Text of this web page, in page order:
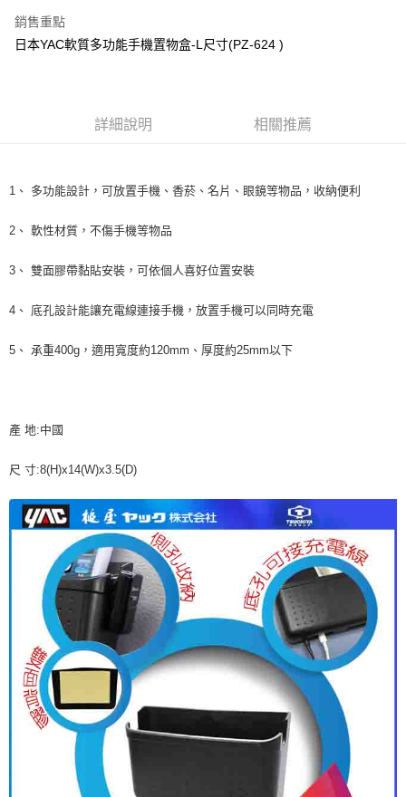
AFTEE先享後付
相關說明
１．簡單：不需註冊會員、不需綁卡、不需儲值。
２．便利：只要手機號碼，簡訊認證，即可結帳。
１．於結帳方式選擇「AFTEE先享後付」後，將跳轉至「AFTEE先享後付」
２．訂單成立數日內，您將收到繳費通知簡訊。
ATM／網路銀行／等多元方式進行付款，方視為交易完成。
※ 請注意：結帳手續完成當下不需立刻繳費，但若您需要取消訂單，請聯絡
後付繳納相關費用。
是否繳費成功／繳費後需取消欲退款等相關疑問，請聯繫「AFTEE先享後付
客戶支援中心」https://netprotections.freshdesk.com/support/home
易，需依本服務之必要範圍內提供個人資料，並將交易相關給付款項請求債
https://aftee.tw/terms/#terms3
「AFTEE先享後付」，若未經同意申辦者引起之損失，本公司不負相關責
任。
４．使用「AFTEE先享後付」時，將依據個別帳號之用戶狀況，依本公司即
時審查核予不同之上限額度；若仍有額度不足之情形，本公司將視審查結果
請求用戶進行身份認證。
５．嚴禁一人註冊多個帳號或使用他人資訊註冊。若發現惡意使用之情形，
恩沛科技股份有限公司將有權停止該用戶之使用額度並採取法律行動。
每筆NT$70，滿NT$490(含以上)免運費
萊爾富取貨付款 (運費70$)
每筆NT$70，滿NT$490(含以上)免運費
每筆NT$70，滿NT$490(含以上)免運費
宅配寄送，滿490免運費(運費$70)
每筆NT$70，滿NT$490(含以上)免運費
銷售重點
日本YAC軟質多功能手機置物盒-L尺寸(PZ-624 )
詳細說明 相關推薦
1、 多功能設計，可放置手機、香菸、名片、眼鏡等物品，收納便利
2、 軟性材質，不傷手機等物品
3、 雙面膠帶黏貼安裝，可依個人喜好位置安裝
4、 底孔設計能讓充電線連接手機，放置手機可以同時充電
5、 承重400g，適用寬度約120mm、厚度約25mm以下
產 地:中國
尺 寸:8(H)x14(W)x3.5(D)